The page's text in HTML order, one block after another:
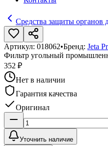
Средства защиты органов
Артикул: 018062•Бренд: Jeta
Фильтр угольный
352 ₽
Нет в наличии
Гарантия качества
Оригинал
Уточнить наличие